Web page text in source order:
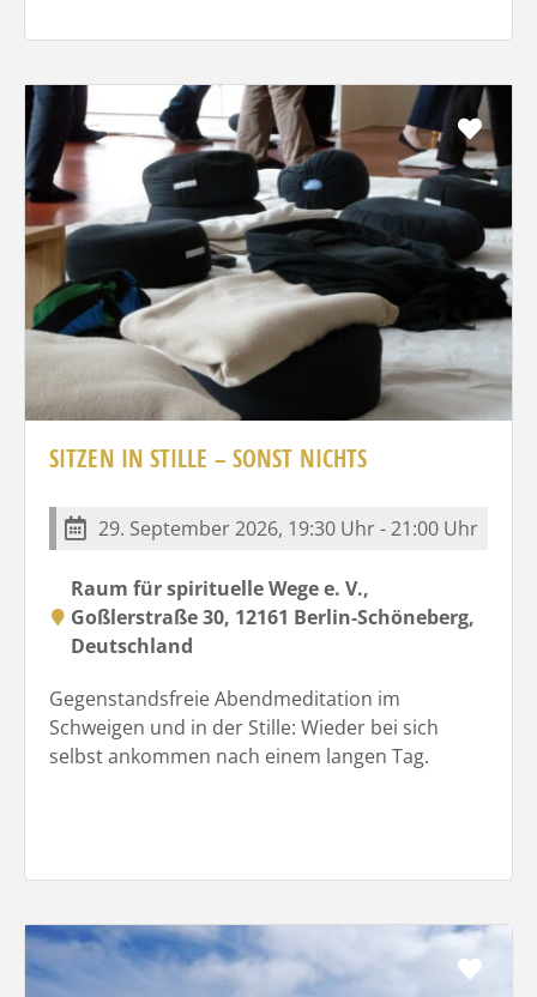
SITZEN IN STILLE – SONST NICHTS
29. September 2026, 19:30 Uhr - 21:00 Uhr
Raum für spirituelle Wege e. V.,
Goßlerstraße 30, 12161 Berlin-Schöneberg,
Deutschland
Gegenstandsfreie Abendmeditation im
Schweigen und in der Stille: Wieder bei sich
selbst ankommen nach einem langen Tag.